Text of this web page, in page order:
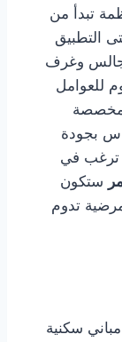
تبدأ من
التطبيق
وغرف
للعوامل
مخصصة
بجودة
ترغب في
ستكون
تدوم
سكنية